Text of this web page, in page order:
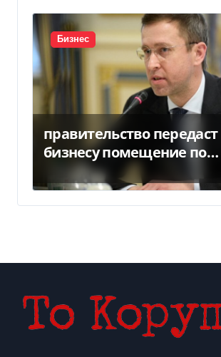
Бизнес
правительство передаст
бизнесу помещение под
склады